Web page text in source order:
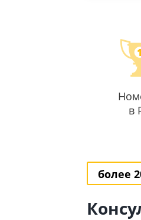
в
более